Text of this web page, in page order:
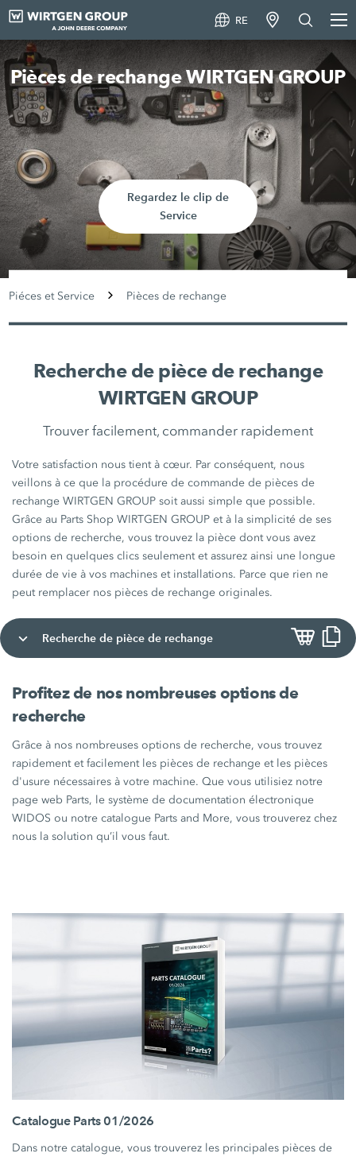
RE
Pièces de rechange WIRTGEN GROUP
Regardez le clip de
Service
Piéces et Service Pièces de rechange
Recherche de pièce de rechange
WIRTGEN GROUP
Trouver facilement, commander rapidement
Votre satisfaction nous tient à cœur. Par conséquent, nous
veillons à ce que la procédure de commande de pièces de
rechange WIRTGEN GROUP soit aussi simple que possible.
Grâce au Parts Shop WIRTGEN GROUP et à la simplicité de ses
options de recherche, vous trouvez la pièce dont vous avez
besoin en quelques clics seulement et assurez ainsi une longue
durée de vie à vos machines et installations. Parce que rien ne
peut remplacer nos pièces de rechange originales.
Recherche de pièce de rechange
Profitez de nos nombreuses options de
recherche
Grâce à nos nombreuses options de recherche, vous trouvez
rapidement et facilement les pièces de rechange et les pièces
d'usure nécessaires à votre machine. Que vous utilisiez notre
page web Parts, le système de documentation électronique
WIDOS ou notre catalogue Parts and More, vous trouverez chez
nous la solution qu’il vous faut.
Catalogue Parts 01/2026
Dans notre catalogue, vous trouverez les principales pièces de